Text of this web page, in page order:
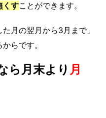
くすことができます。
月の翌月から3月まで」
らです。
ら月末より 月